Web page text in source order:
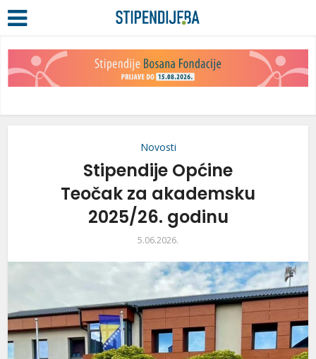
Novosti
Stipendije Općine
Teočak za akademsku
2025/26. godinu
5.06.2026.